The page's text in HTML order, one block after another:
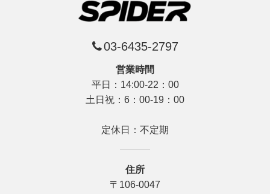
03-6435-2797
営業時間
平日：14:00-22：00
土日祝：6：00-19：00
定休日：不定期
住所
〒106-0047